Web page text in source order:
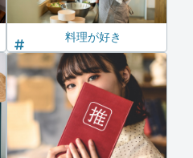
料理が好き